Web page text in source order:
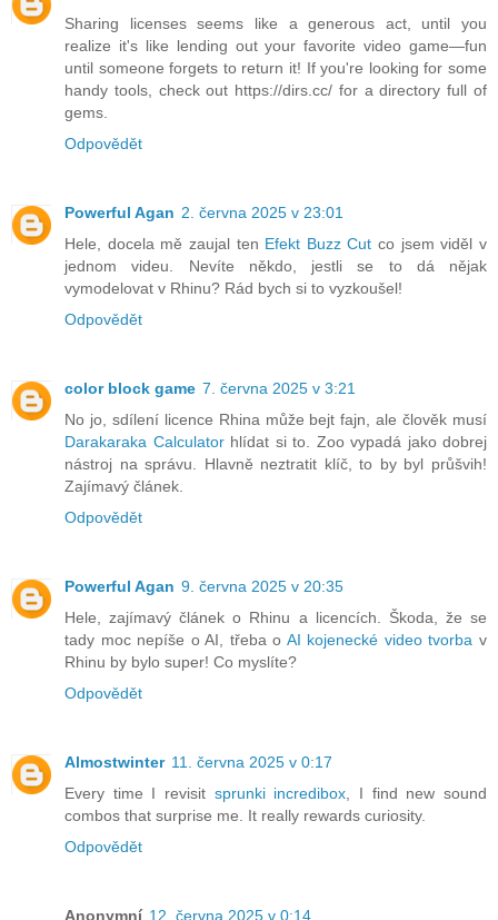
Sharing licenses seems like a generous act, until you
realize it's like lending out your favorite video game—fun
until someone forgets to return it! If you're looking for some
handy tools, check out https://dirs.cc/ for a directory full of
gems.
Odpovědět
Powerful Agan 2. června 2025 v 23:01
Hele, docela mě zaujal ten Efekt Buzz Cut co jsem viděl v
jednom videu. Nevíte někdo, jestli se to dá nějak
vymodelovat v Rhinu? Rád bych si to vyzkoušel!
Odpovědět
color block game 7. června 2025 v 3:21
No jo, sdílení licence Rhina může bejt fajn, ale člověk musí
Darakaraka Calculatorhlídat si to. Zoo vypadá jako dobrej
nástroj na správu. Hlavně neztratit klíč, to by byl průšvih!
Zajímavý článek.
Odpovědět
Powerful Agan 9. června 2025 v 20:35
Hele, zajímavý článek o Rhinu a licencích. Škoda, že se
tady moc nepíše o AI, třeba o AI kojenecké video tvorba v
Rhinu by bylo super! Co myslíte?
Odpovědět
Almostwinter 11. června 2025 v 0:17
Every time I revisit sprunki incredibox , I find new sound
combos that surprise me. It really rewards curiosity.
Odpovědět
Anonymní 12. června 2025 v 0:14